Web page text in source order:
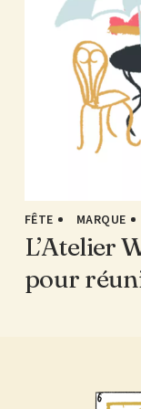
FÊTE MARQUE
L’Atelier
pour